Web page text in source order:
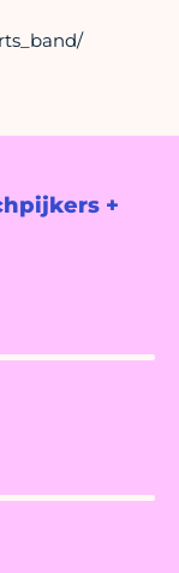
+